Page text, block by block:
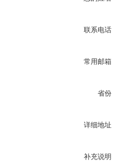
联系电话
常用邮箱
省份
详细地址
补充说明